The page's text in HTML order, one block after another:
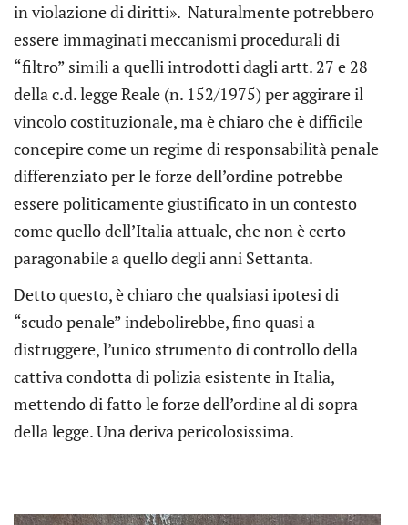
in violazione di diritti». Naturalmente potrebbero
essere immaginati meccanismi procedurali di
“filtro” simili a quelli introdotti dagli artt. 27 e 28
della c.d. legge Reale (n. 152/1975) per aggirare il
vincolo costituzionale, ma è chiaro che è difficile
concepire come un regime di responsabilità penale
differenziato per le forze dell’ordine potrebbe
essere politicamente giustificato in un contesto
come quello dell’Italia attuale, che non è certo
paragonabile a quello degli anni Settanta.
Detto questo, è chiaro che qualsiasi ipotesi di
“scudo penale” indebolirebbe, fino quasi a
distruggere, l’unico strumento di controllo della
cattiva condotta di polizia esistente in Italia,
mettendo di fatto le forze dell’ordine al di sopra
della legge. Una deriva pericolosissima.